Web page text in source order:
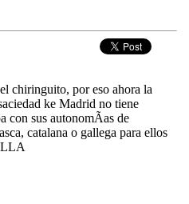
chiringuito, por eso ahora la
ke Madrid no tiene
con sus autonomÃ­as de
catalana o gallega para ellos